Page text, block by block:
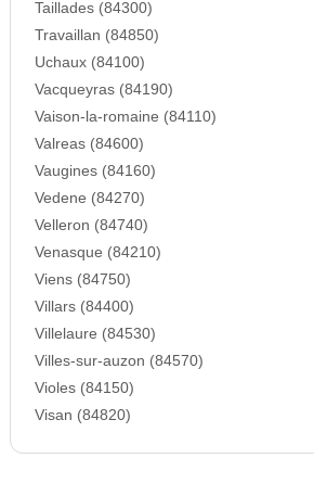
Taillades (84300)
Travaillan (84850)
Uchaux (84100)
Vacqueyras (84190)
Vaison-la-romaine (84110)
Valreas (84600)
Vaugines (84160)
Vedene (84270)
Velleron (84740)
Venasque (84210)
Viens (84750)
Villars (84400)
Villelaure (84530)
Villes-sur-auzon (84570)
Violes (84150)
Visan (84820)